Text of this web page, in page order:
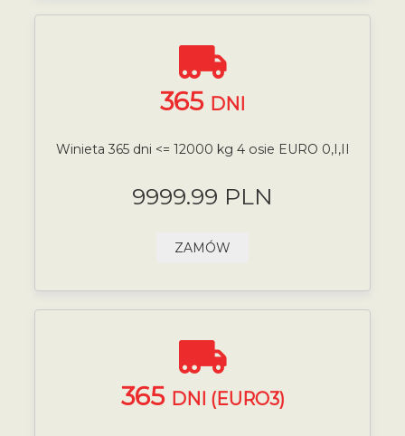
365 DNI
Winieta 365 dni <= 12000 kg 4 osie EURO 0,I,II
9999.99 PLN
ZAMÓW
365 DNI (EURO3)